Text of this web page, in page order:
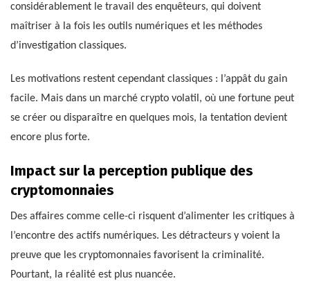
considérablement le travail des enquêteurs, qui doivent
maîtriser à la fois les outils numériques et les méthodes
d’investigation classiques.
Les motivations restent cependant classiques : l’appât du gain
facile. Mais dans un marché crypto volatil, où une fortune peut
se créer ou disparaître en quelques mois, la tentation devient
encore plus forte.
Impact sur la perception publique des
cryptomonnaies
Des affaires comme celle-ci risquent d’alimenter les critiques à
l’encontre des actifs numériques. Les détracteurs y voient la
preuve que les cryptomonnaies favorisent la criminalité.
Pourtant, la réalité est plus nuancée.